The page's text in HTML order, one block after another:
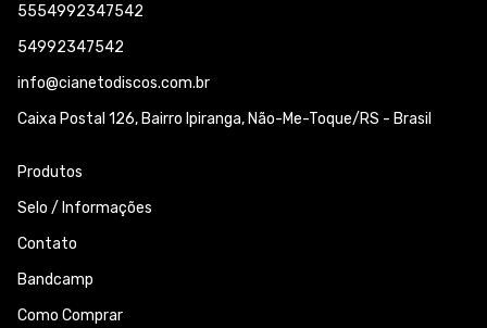
5554992347542
54992347542
info@cianetodiscos.com.br
Caixa Postal 126, Bairro Ipiranga, Não-Me-Toque/RS - Brasil
Produtos
Selo / Informações
Contato
Bandcamp
Como Comprar